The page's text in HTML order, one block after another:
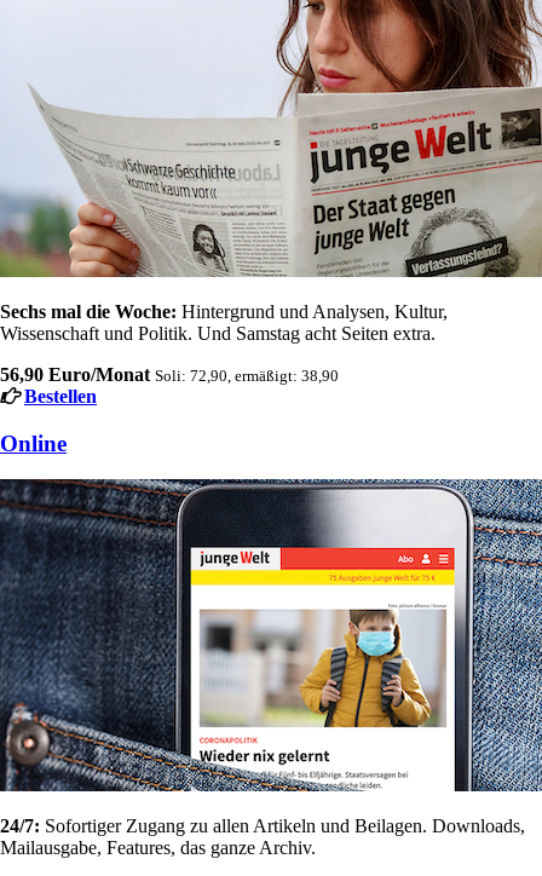
Sechs mal die Woche: Hintergrund und Analysen, Kultur,
Wissenschaft und Politik. Und Samstag acht Seiten extra.
56,90 Euro/Monat Soli: 72,90, ermäßigt: 38,90
Bestellen
Online
24/7: Sofortiger Zugang zu allen Artikeln und Beilagen. Downloads,
Mailausgabe, Features, das ganze Archiv.